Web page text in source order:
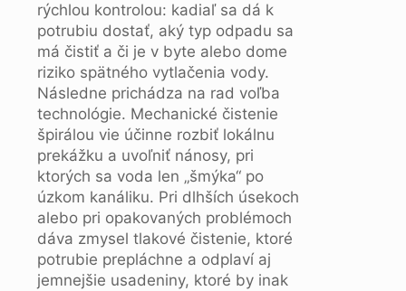
rýchlou kontrolou: kadiaľ sa dá k
potrubiu dostať, aký typ odpadu sa
má čistiť a či je v byte alebo dome
riziko spätného vytlačenia vody.
Následne prichádza na rad voľba
technológie. Mechanické čistenie
špirálou vie účinne rozbiť lokálnu
prekážku a uvoľniť nánosy, pri
ktorých sa voda len „šmýka“ po
úzkom kanáliku. Pri dlhších úsekoch
alebo pri opakovaných problémoch
dáva zmysel tlakové čistenie, ktoré
potrubie prepláchne a odplaví aj
jemnejšie usadeniny, ktoré by inak